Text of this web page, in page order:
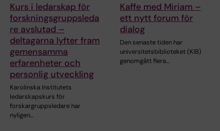
Kurs i ledarskap för
forskningsgruppsleda
re avslutad –
deltagarna lyfter fram
gemensamma
erfarenheter och
personlig utveckling
Karolinska Institutets
ledarskapskurs för
forskargruppsledare har
nyligen…
Kaffe med Miriam –
ett nytt forum för
dialog
Den senaste tiden har
universitetsbiblioteket (KIB)
genomgått flera…